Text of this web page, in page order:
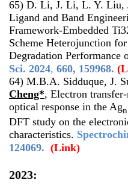
65) D. Li, J. Li, L. Y. Liu,
Ligand and Band
Framework-Embedded
Scheme Heterojunction
Degradation Performance
Sci. 2024, 660, 159968.
64) M.B.A. Sidduque, J.
Cheng*, Electron
optical response in the Agn
DFT study on the
characteristics.
124069. (Link)
2023: